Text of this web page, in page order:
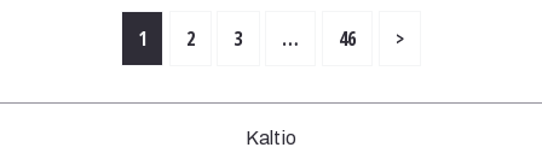
1 2 3 … 46 >
Kaltio